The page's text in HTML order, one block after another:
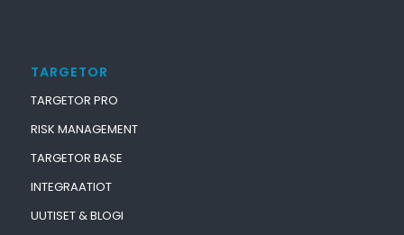
TARGETOR
TARGETOR PRO
RISK MANAGEMENT
TARGETOR BASE
INTEGRAATIOT
UUTISET & BLOGI